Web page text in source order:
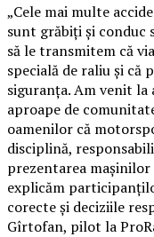
„Cele mai multe
sunt grăbiți și conduc
să le transmitem că
specială de raliu și
siguranța. Am venit
aproape de
oamenilor că
disciplină,
prezentarea
explicăm
corecte și deciziile
Gîrtofan, pilot la